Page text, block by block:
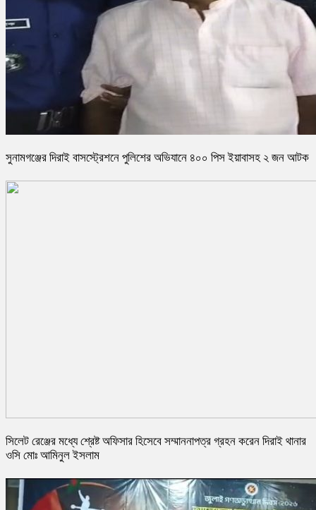
সুনামগঞ্জের দিরাই বাসস্ট্রেশনে পুলিশের অভিযানে ৪০০ পিস ইয়াবাসহ ২ জন আটক
সিলেট রেঞ্জের মধ্যে শ্রেষ্ট অফিসার হিসেবে সম্মাননাপত্র গ্রহন করেন দিরাই থানার
ওসি মোঃ আমিনুল ইসলাম